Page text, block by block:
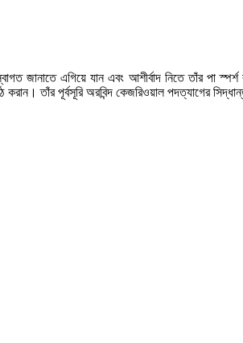
জানাতে এগিয়ে যান এবং আশীর্বাদ নিতে তাঁর পা
তাঁর পূর্বসূরি অরবিন্দ কেজরিওয়াল পদত্যাগের